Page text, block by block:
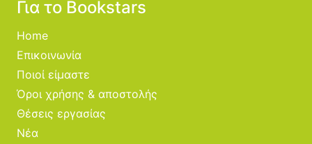
Για το Bookstars
Home
Επικοινωνία
Ποιοί είμαστε
Όροι χρήσης & αποστολής
Θέσεις εργασίας
Νέα